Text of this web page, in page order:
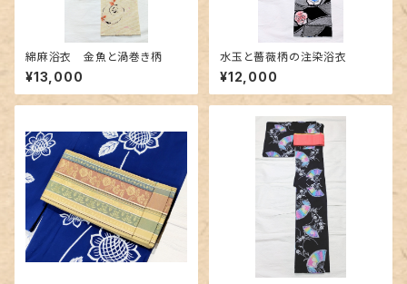
綿麻浴衣 金魚と渦巻き柄
¥13,000
水玉と薔薇柄の注染浴衣
¥12,000